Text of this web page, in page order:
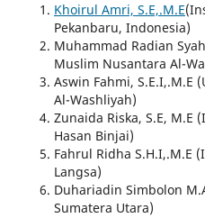
Khoirul Amri, S.E,.M.E
Pekanbaru, Indonesia)
Muhammad Radian
Muslim Nusantara Al-
Aswin Fahmi, S.E.I,.M.E
Al-Washliyah)
Zunaida Riska, S.E, M.E
Hasan Binjai)
Fahrul Ridha S.H.I,.M.E
Langsa)
Duhariadin Simbolon
Sumatera Utara)